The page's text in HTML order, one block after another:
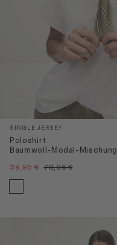
SINGLE JERSEY
Poloshirt
Baumwoll-Modal-Mischung
39,95 € 79,95 €